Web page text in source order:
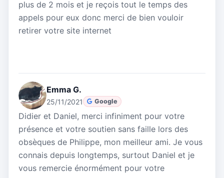
plus de 2 mois et je reçois tout le temps des
appels pour eux donc merci de bien vouloir
retirer votre site internet
Emma G.
25/11/2021 Google
Didier et Daniel, merci infiniment pour votre
présence et votre soutien sans faille lors des
obsèques de Philippe, mon meilleur ami. Je vous
connais depuis longtemps, surtout Daniel et je
vous remercie énormément pour votre